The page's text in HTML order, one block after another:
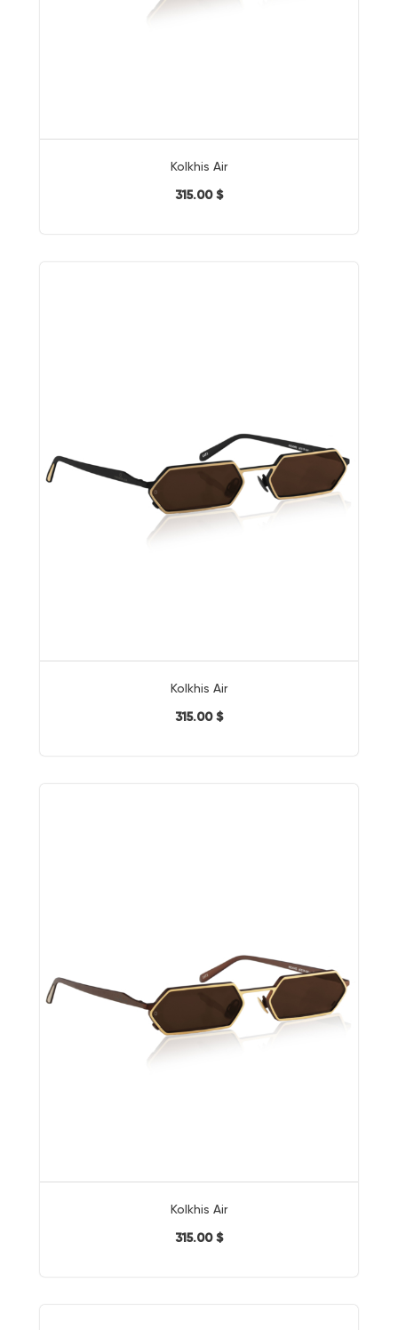
Kolkhis Air
315.00 $
Kolkhis Air
315.00 $
Kolkhis Air
315.00 $